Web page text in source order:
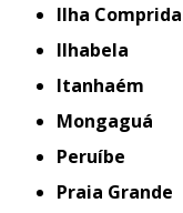
Ilha Comprida
Ilhabela
Itanhaém
Mongaguá
Peruíbe
Praia Grande